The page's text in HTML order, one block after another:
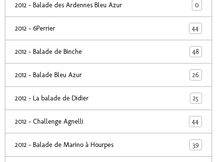
2012 - Balade des Ardennes Bleu Azur 0
2012 - 6Perrier 44
2012 - Balade de Binche 48
2012 - Balade Bleu Azur 26
2012 - La balade de Didier 25
2012 - Challenge Agnelli 44
2012 - Balade de Marino à Hourpes 39